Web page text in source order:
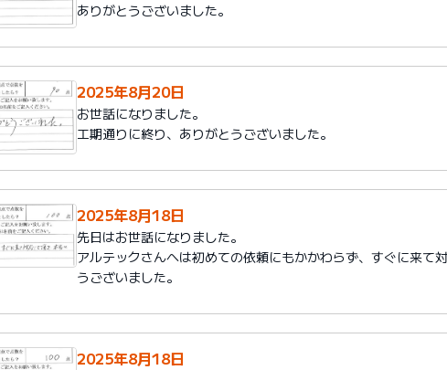
ありがとうございました。
2025年8月20日
お世話になりました。
工期通りに終り、ありがとうございました。
2025年8月18日
先日はお世話になりました。
アルテックさんへは初めての依頼にもかかわらず、すぐに来て
うございました。
2025年8月18日